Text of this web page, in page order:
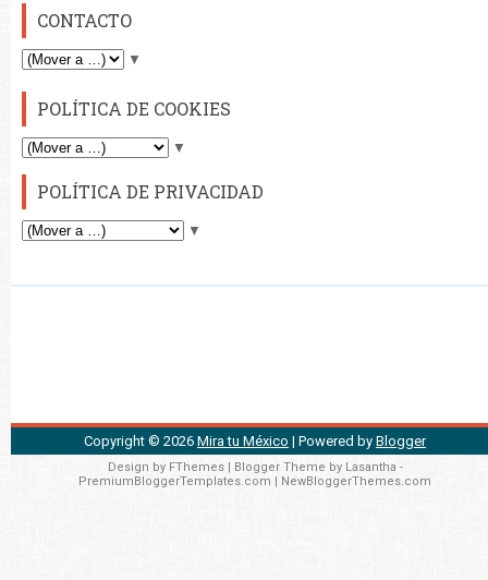
CONTACTO
▼
POLÍTICA DE COOKIES
▼
POLÍTICA DE PRIVACIDAD
▼
Copyright © 2026 Mira tu México | Powered by Blogger
Design by FThemes| Blogger Theme by Lasantha -
PremiumBloggerTemplates.com
NewBloggerThemes.com